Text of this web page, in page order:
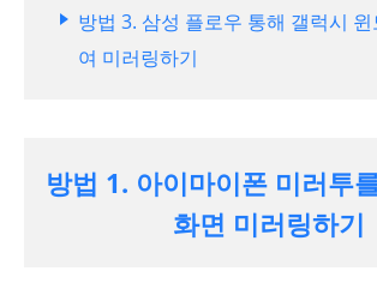
방법 3. 삼성 플로우 통해 갤럭시
여 미러링하기
방법 1. 아이마이폰 미러투
화면 미러링하기